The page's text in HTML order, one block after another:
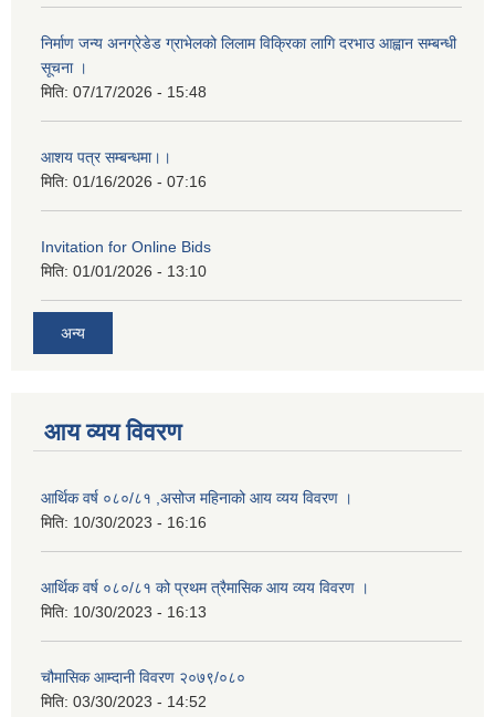
निर्माण जन्य अनग्रेडेड ग्राभेलको लिलाम विक्रिका लागि दरभाउ आह्वान सम्बन्धी
सूचना ।
मिति: 07/17/2026 - 15:48
आशय पत्र सम्बन्धमा।।
मिति: 01/16/2026 - 07:16
Invitation for Online Bids
मिति: 01/01/2026 - 13:10
अन्य
आय व्यय विवरण
आर्थिक वर्ष ०८०/८१ ,असोज महिनाको आय व्यय विवरण ।
मिति: 10/30/2023 - 16:16
आर्थिक वर्ष ०८०/८१ को प्रथम त्रैमासिक आय व्यय विवरण ।
मिति: 10/30/2023 - 16:13
चौमासिक आम्दानी विवरण २०७९/०८०
मिति: 03/30/2023 - 14:52